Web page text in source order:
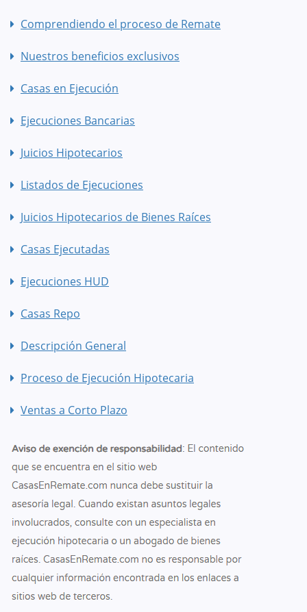
Comprendiendo el proceso de Remate
Nuestros beneficios exclusivos
Casas en Ejecución
Ejecuciones Bancarias
Juicios Hipotecarios
Listados de Ejecuciones
Juicios Hipotecarios de Bienes Raíces
Casas Ejecutadas
Ejecuciones HUD
Casas Repo
Descripción General
Proceso de Ejecución Hipotecaria
Ventas a Corto Plazo